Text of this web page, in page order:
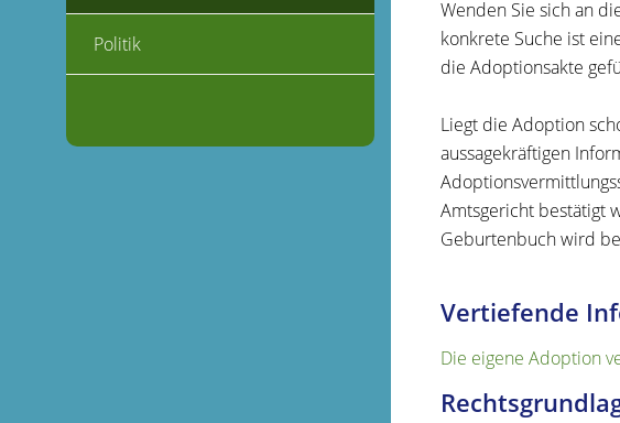
Wenden Sie sich an
konkrete Suche ist
die Adoptionsakte
Liegt die Adoption
aussagekräftigen
Amtsgericht bestätigt
Geburtenbuch wird
Vertiefende
Die eigene Adoption
Politik